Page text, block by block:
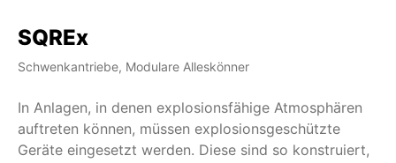
SQREx
Schwenkantriebe, Modulare Alleskönner
In Anlagen, in denen explosionsfähige Atmosphären
auftreten können, müssen explosionsgeschützte
Geräte eingesetzt werden. Diese sind so konstruiert,